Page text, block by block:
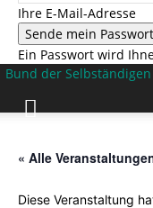
Ihre E-Mail-Adresse
Ein Passwort wird
Bund der
« Alle
Diese Veranstaltung